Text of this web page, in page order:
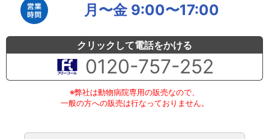
月〜金 9:00〜17:00
クリックして電話をかける
0120-757-252
※弊社は動物病院専用の販売なので、
一般の方への販売は行なっておりません。